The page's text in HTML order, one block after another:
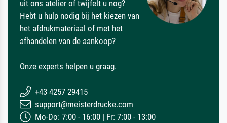
uit ons atelier of twijfelt u nog?
Hebt u hulp nodig bij het kiezen van
het afdrukmateriaal of met het
afhandelen van de aankoop?
Onze experts helpen u graag.
+43 4257 29415
support@meisterdrucke.com
Mo-Do: 7:00 - 16:00 | Fr: 7:00 - 13:00